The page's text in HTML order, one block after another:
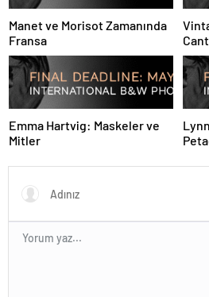
Manet ve Morisot Zamanında
Fransa
Emma Hartvig: Maskeler ve
Mitler